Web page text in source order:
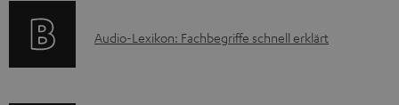
i
r
A
Audio-Lexikon: Fachbegriffe schnell erklärt